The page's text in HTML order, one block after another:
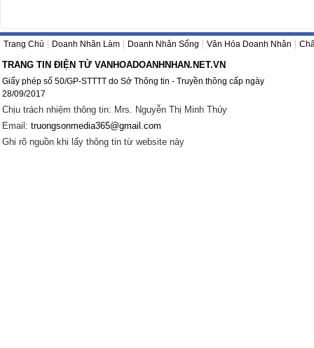
Trang Chủ Doanh Nhân Làm Doanh Nhân Sống Văn Hóa Doanh Nhân
TRANG TIN ĐIỆN TỬ VANHOADOANHNHAN.NET.VN
Giấy phép số 50/GP-STTTT do Sở Thông tin - Truyền thông cấp ngày
28/09/2017
Chịu trách nhiệm thông tin: Mrs. Nguyễn Thị Minh Thúy
Email: truongsonmedia365@gmail.com
Ghi rõ nguồn khi lấy thông tin từ website này